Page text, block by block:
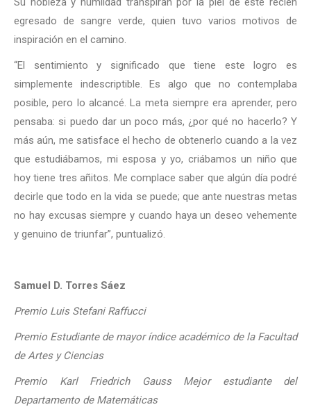
egresado de sangre verde, quien tuvo varios motivos de
inspiración en el camino.
“El sentimiento y significado que tiene este logro es
simplemente indescriptible. Es algo que no contemplaba
posible, pero lo alcancé. La meta siempre era aprender, pero
pensaba: si puedo dar un poco más, ¿por qué no hacerlo? Y
más aún, me satisface el hecho de obtenerlo cuando a la vez
que estudiábamos, mi esposa y yo, criábamos un niño que
hoy tiene tres añitos. Me complace saber que algún día podré
decirle que todo en la vida se puede; que ante nuestras metas
no hay excusas siempre y cuando haya un deseo vehemente
y genuino de triunfar”, puntualizó.
Samuel D. Torres Sáez
Premio Luis Stefani Raffucci
Premio Estudiante de mayor índice académico de la Facultad
de Artes y Ciencias
Premio Karl Friedrich Gauss Mejor estudiante del
Departamento de Matemáticas